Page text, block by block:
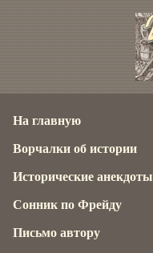
На главную
Ворчалки об истории
Исторические анекдоты
Сонник по Фрейду
Письмо автору